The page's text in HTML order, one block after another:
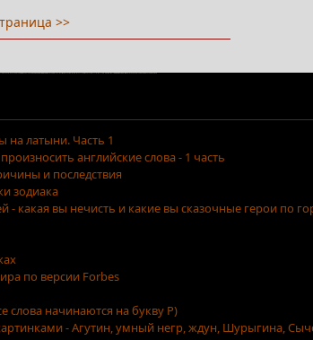
>>
на латыни. Часть 1
английские слова - 1 часть
и последствия
зодиака
- какая вы нечисть и какие вы сказочные герои по
по версии Forbes
слова начинаются на букву Р)
- Агутин, умный негр, ждун, Шурыгина,